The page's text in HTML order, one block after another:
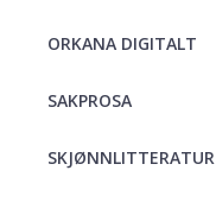
ORKANA DIGITALT
SAKPROSA
SKJØNNLITTERATUR